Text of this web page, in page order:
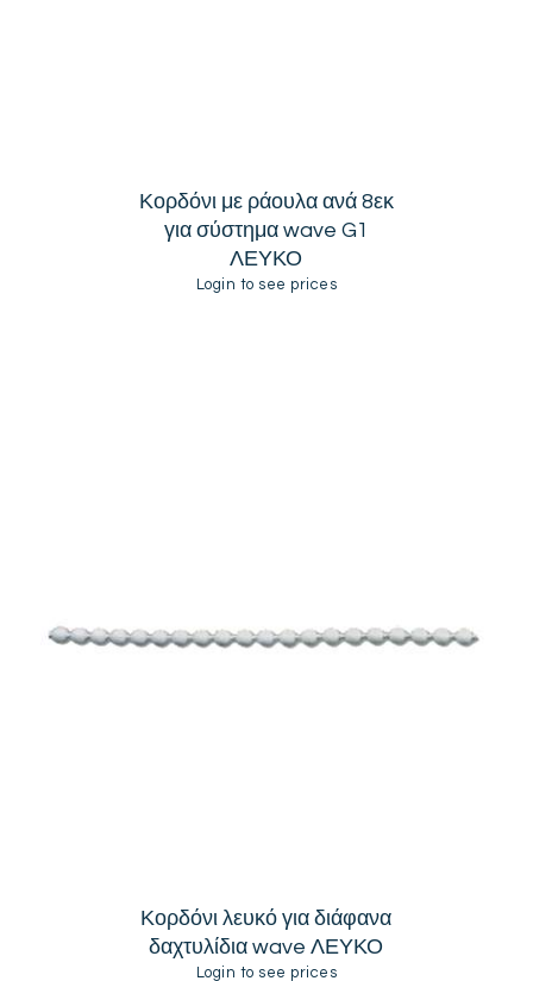
Κορδόνι με ράουλα ανά 8εκ
για σύστημα wave G1
ΛΕΥΚΟ
Login to see prices
Κορδόνι λευκό για διάφανα
δαχτυλίδια wave ΛΕΥΚΟ
Login to see prices